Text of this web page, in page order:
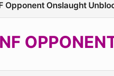
Opponent Onslaught